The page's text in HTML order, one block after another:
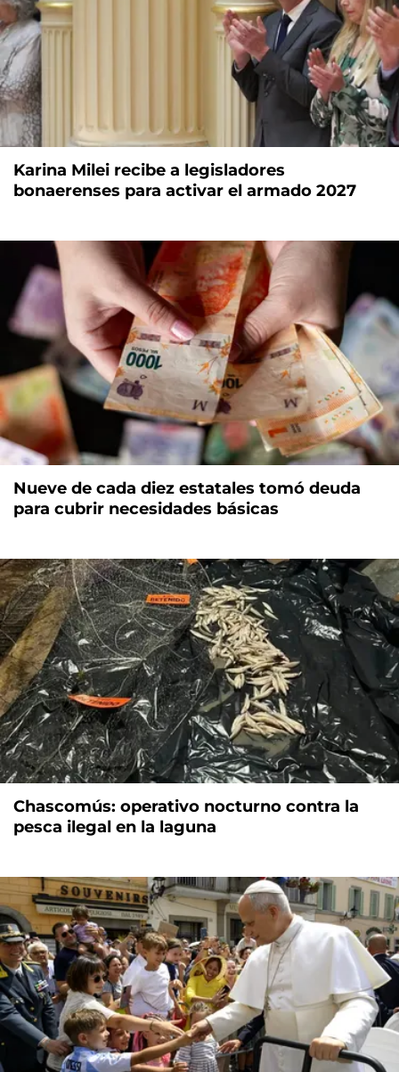
Karina Milei recibe a legisladores
bonaerenses para activar el armado 2027
Nueve de cada diez estatales tomó deuda
para cubrir necesidades básicas
Chascomús: operativo nocturno contra la
pesca ilegal en la laguna